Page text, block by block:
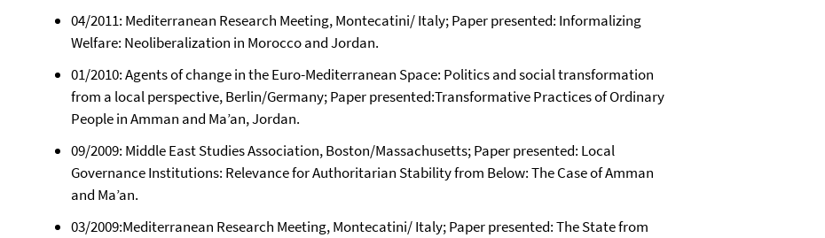
04/2011: Mediterranean Research Meeting, Montecatini/ Italy; Paper presented: Informalizing
Welfare: Neoliberalization in Morocco and Jordan.
01/2010: Agents of change in the Euro-Mediterranean Space: Politics and social transformation
from a local perspective, Berlin/Germany; Paper presented:Transformative Practices of Ordinary
People in Amman and Ma’an, Jordan.
09/2009: Middle East Studies Association, Boston/Massachusetts; Paper presented: Local
Governance Institutions: Relevance for Authoritarian Stability from Below: The Case of Amman
and Ma’an.
03/2009:Mediterranean Research Meeting, Montecatini/ Italy; Paper presented: The State from